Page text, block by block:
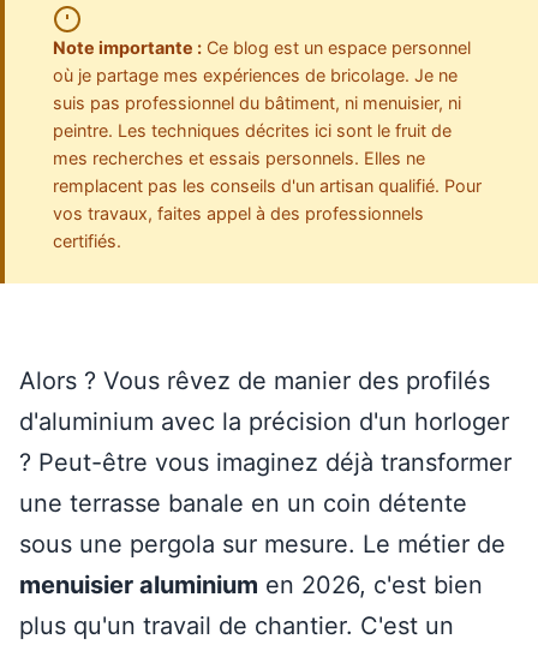
Note importante : Ce blog est un espace personnel
où je partage mes expériences de bricolage. Je ne
suis pas professionnel du bâtiment, ni menuisier, ni
peintre. Les techniques décrites ici sont le fruit de
mes recherches et essais personnels. Elles ne
remplacent pas les conseils d'un artisan qualifié. Pour
vos travaux, faites appel à des professionnels
certifiés.
Alors ? Vous rêvez de manier des profilés
d'aluminium avec la précision d'un horloger
? Peut-être vous imaginez déjà transformer
une terrasse banale en un coin détente
sous une pergola sur mesure. Le métier de
menuisier aluminium en 2026, c'est bien
plus qu'un travail de chantier. C'est un